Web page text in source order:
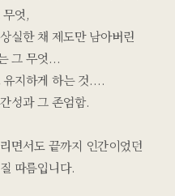
엇,
실한 채 제도만 남아버린
그 무엇...
지하게 하는 것....
성과 그 존엄함.
면서도 끝까지 인간이었던
따름입니다.